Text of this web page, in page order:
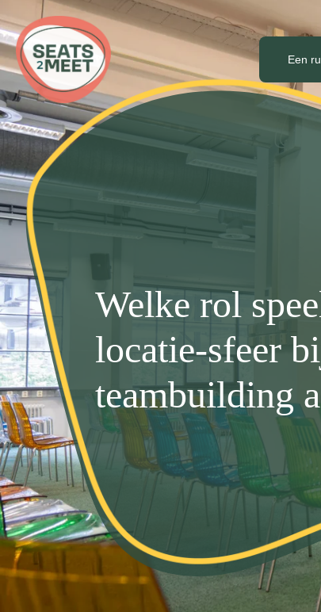
Een
Welke rol
locatie-sfeer
teambuilding